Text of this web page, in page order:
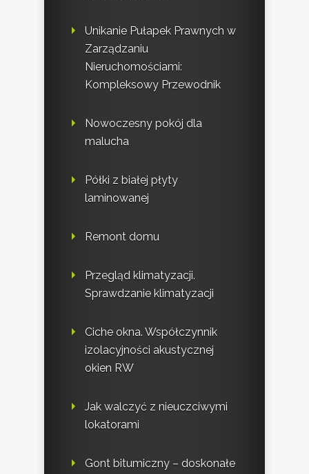
Unikanie Pułapek Prawnych w
Zarządzaniu
Nieruchomościami:
Kompleksowy Przewodnik
Nowoczesny pokój dla
malucha
Półki z białej płyty
laminowanej
Remont domu
Przegląd klimatyzacji.
Sprawdzanie klimatyzacji
Ciche okna. Współczynnik
izolacyjności akustycznej
okien RW
Jak walczyć z nieuczciwymi
lokatorami
Gont bitumiczny – doskonałe